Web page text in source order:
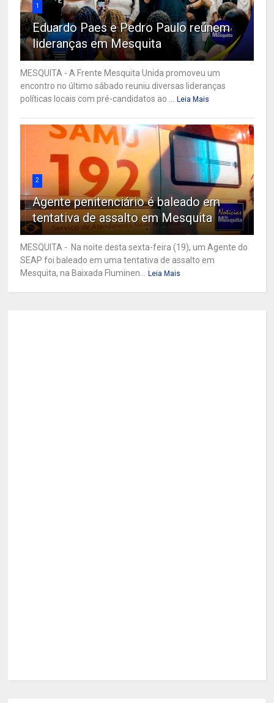
1
Eduardo Paes e Pedro Paulo reúnem
lideranças em Mesquita
MESQUITA - A Frente Mesquita Unida promoveu um
encontro no último sábado reuniu diversas lideranças
políticas locais com pré-candidatos ao ...
Leia Mais
2
Agente penitenciário é baleado em
tentativa de assalto em Mesquita
MESQUITA - Na noite desta sexta-feira (19), um Agente do
SEAP foi baleado em uma tentativa de assalto em
Mesquita, na Baixada Fluminen...
Leia Mais